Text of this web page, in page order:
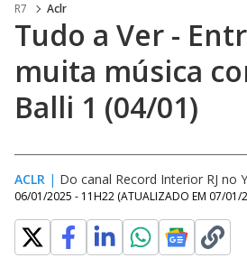
R7 Aclr
Tudo a Ver -
muita música
Balli 1 (04/01)
ACLR | Do canal Record Interior RJ no
06/01/2025 - 11H22 (ATUALIZADO EM 07/01/